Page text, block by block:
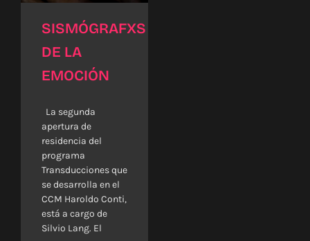
SISMÓGRAFXS
DE LA
EMOCIÓN
La segunda
apertura de
residencia del
programa
Transducciones que
se desarrolla en el
CCM Haroldo Conti,
está a cargo de
Silvio Lang. El